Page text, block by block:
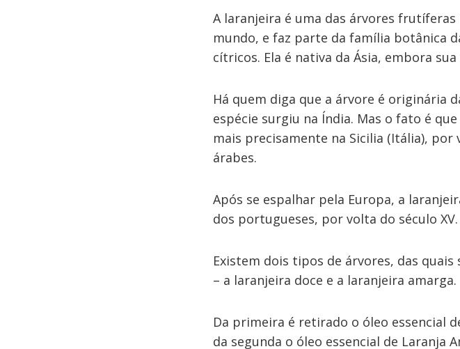
A laranjeira é uma das árvores
mundo, e faz parte da família botânica
cítricos. Ela é nativa da Ásia, embora
Há quem diga que a árvore é originária
espécie surgiu na Índia. Mas o fato é
mais precisamente na Sicilia (Itália), por
árabes.
Após se espalhar pela Europa, a
dos portugueses, por volta do século XV.
Existem dois tipos de árvores, das
– a laranjeira doce e a laranjeira amarga.
Da primeira é retirado o óleo essencial
da segunda o óleo essencial de Laranja